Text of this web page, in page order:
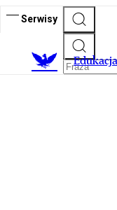
Serwisy
Edukacja